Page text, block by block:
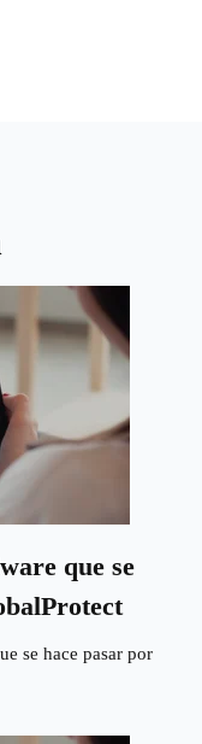
que se
se hace pasar por